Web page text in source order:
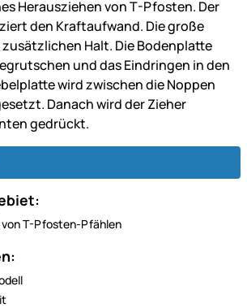
Herausziehen von T-Pfosten. Der
den Kraftaufwand. Die große
Halt. Die Bodenplatte
und das Eindringen in den
wird zwischen die Noppen
Danach wird der Zieher
gedrückt.
T-Pfosten-Pfählen